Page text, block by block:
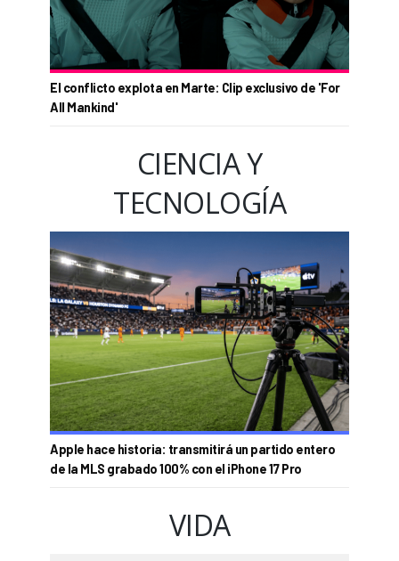
El conflicto explota en Marte: Clip exclusivo de 'For
All Mankind'
CIENCIA Y
TECNOLOGÍA
Apple hace historia: transmitirá un partido entero
de la MLS grabado 100% con el iPhone 17 Pro
VIDA